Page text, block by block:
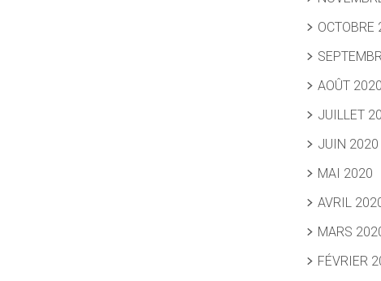
OCTOBRE
AOÛT 2020
JUILLET
JUIN 2020
MAI 2020
AVRIL
MARS
FÉVRIER